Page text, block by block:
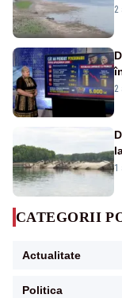
2
2
1
CATEGORII
Actualitate
Politica